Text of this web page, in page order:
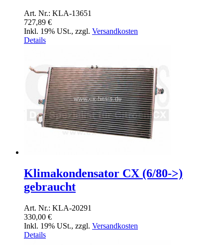
Art. Nr.: KLA-13651
727,89 €
Inkl. 19% USt., zzgl. Versandkosten
Details
Klimakondensator CX (6/80->)
gebraucht
Art. Nr.: KLA-20291
330,00 €
Inkl. 19% USt., zzgl. Versandkosten
Details